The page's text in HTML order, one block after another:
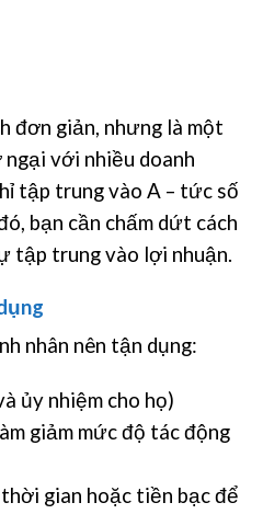
đơn giản, nhưng là một
với nhiều doanh
tập trung vào A – tức số
bạn cần chấm dứt cách
tập trung vào lợi nhuận.
nhân nên tận dụng:
ủy nhiệm cho họ)
giảm mức độ tác động
gian hoặc tiền bạc để